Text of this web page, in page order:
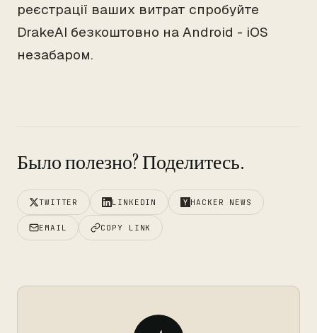
реєстрації ваших витрат спробуйте
DrakeAI безкоштовно на Android - iOS
незабаром.
Было полезно? Поделитесь.
TWITTER LINKEDIN HACKER NEWS
EMAIL COPY LINK